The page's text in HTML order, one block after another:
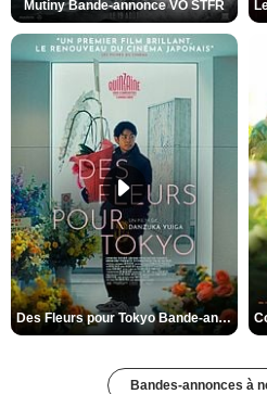
Mutiny Bande-annonce VO STFR
Des Fleurs pour Tokyo Bande-annonce VO STFR
Bandes-annonces à